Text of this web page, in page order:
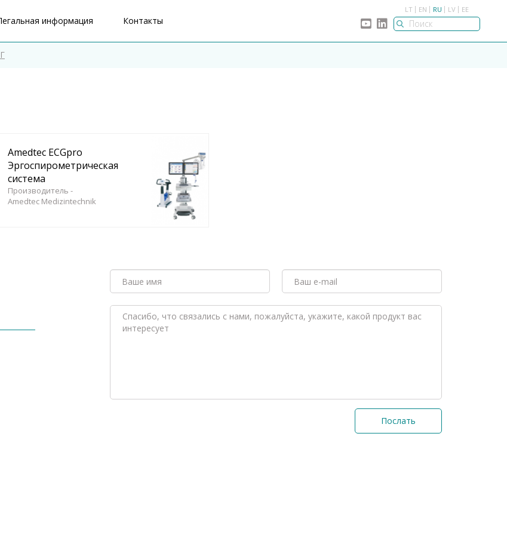
информация Контакты
LT EN RU LV EE
Amedtec ECGpro
Эргоспирометрическая
система
Производитель -
Amedtec Medizintechnik
Послать